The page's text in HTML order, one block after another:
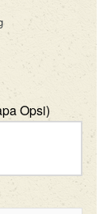
Opsi)